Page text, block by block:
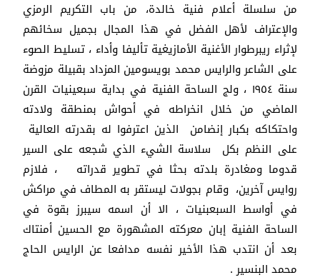
من سلسلة أعلام فنية خالدة، من باب التكريم الرمزي
والإعتراف لأهل الفضل في هذا المجال بجميل سخائهم
لإثراء ريبرطوار الأغنية الأمازيغية تأليفا وأداء ، تسليط الصوء
على الشاعر والرايس محمد بويسومين المزداد بقبيلة مزوضة
سنة ١٩٥٤ ، ولج الساحة الفنية في بداية سبعينيات القرن
الماضي من خلال انخراطه في أحواش بمنطقة ولادته
واحتكاكه بكبار إنضامن الذين اعترفوا له بقدرته العالية
على النظم بكل سلاسة الشيء الذي شجعه على السير
قدوما ومغادرة بلدته بحثا في تطوير قدراته ، فلازم
روايس آخرين، وقام بجولات ليستقر به المطاف في مراكش
في أواسط السبعبنيات ، الا أن اسمه سيبرز بقوة في
الساحة الفنية إبان معركته المشهورة مع الحسين أمنتاك
بعد أن انتدب هذا الأخير نفسه مدافعا عن الرايس الحاج
محمد البنسير .